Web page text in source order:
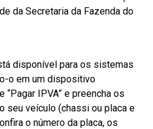
da Secretaria da Fazenda do
disponível para os sistemas
o em um dispositivo
IPVA” e preencha os
seu veículo (chassi ou placa e
o número da placa, os